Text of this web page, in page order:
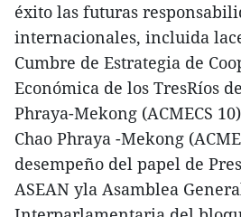
éxito las futuras
internacionales, incluida
Cumbre de Estrategia de
Económica de los TresRíos
Phraya-Mekong (ACMECS
Chao Phraya -Mekong
desempeño del papel de
ASEAN yla Asamblea